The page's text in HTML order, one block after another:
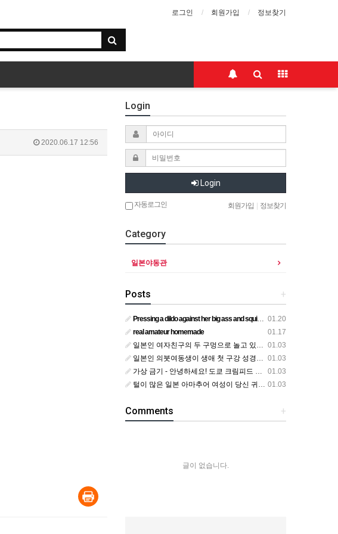
로그인 회원가입 정보찾기
2020.06.17 12:56
Login
Login
자동로그인 회원가입 정보찾기
Category
일본야동관
+
Posts
01.20
Pressing a dildo against her big ass and squirting from below
01.17
real amateur homemade
01.03
일본인 여자친구의 두 구멍으로 놀고 있어요
01.03
일본인 의붓여동생이 생애 첫 구강 성경험을 공개하다
01.03
가상 금기 - 안녕하세요! 도쿄 크림피드 시엘에서
01.03
털이 많은 일본 아마추어 여성이 당신 귀에 대고 신음하며 자위합니다. 그녀가 오르가즘에 도달하는 모습을 보세요?
+
Comments
글이 없습니다.